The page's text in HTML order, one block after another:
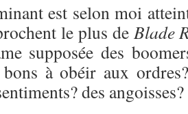
est selon moi
le plus de Blade
supposée des
à obéir aux
des angoisses?